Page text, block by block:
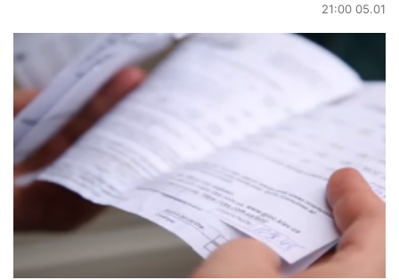
21:00 05.01